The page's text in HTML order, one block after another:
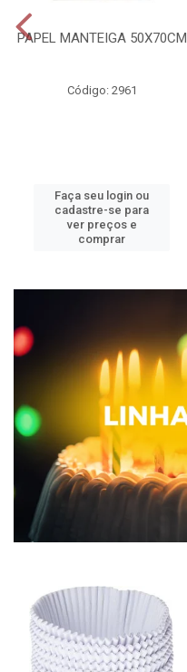
PAPEL MANTEIGA 50X70CM
Código: 2961
Faça seu login ou
cadastre-se para
ver preços e
comprar